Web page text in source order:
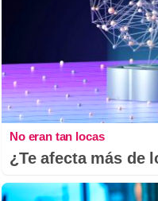
No eran tan locas
¿Te afecta más de